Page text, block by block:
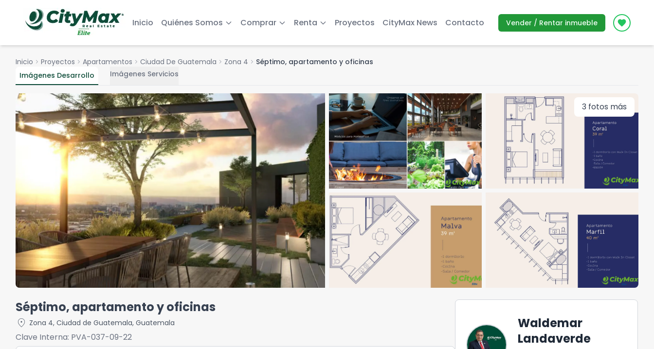
Inicio Quiénes Somos Comprar Renta Proyectos CityMax News Contacto Vender / Rentar inmueble Icon
Inicio chevron_right Proyectos chevron_right Apartamentos chevron_right Ciudad De Guatemala chevron_right Zona 4 chevron_right Séptimo, apartamento y oficinas
Imágenes Desarrollo
Imágenes Servicios
3 fotos más
Séptimo, apartamento y oficinas
location_on Zona 4, Ciudad de Guatemala, Guatemala
Clave Interna: PVA-037-09-22
Waldemar
Landaverde